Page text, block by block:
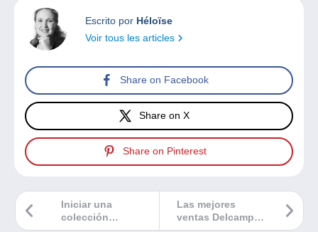
Escrito por Héloïse
Voir tous les articles
Share on Facebook
Share on X
Share on Pinterest
Las mejores
ventas Delcampe
octubre 2023
Iniciar una
colección
numismática